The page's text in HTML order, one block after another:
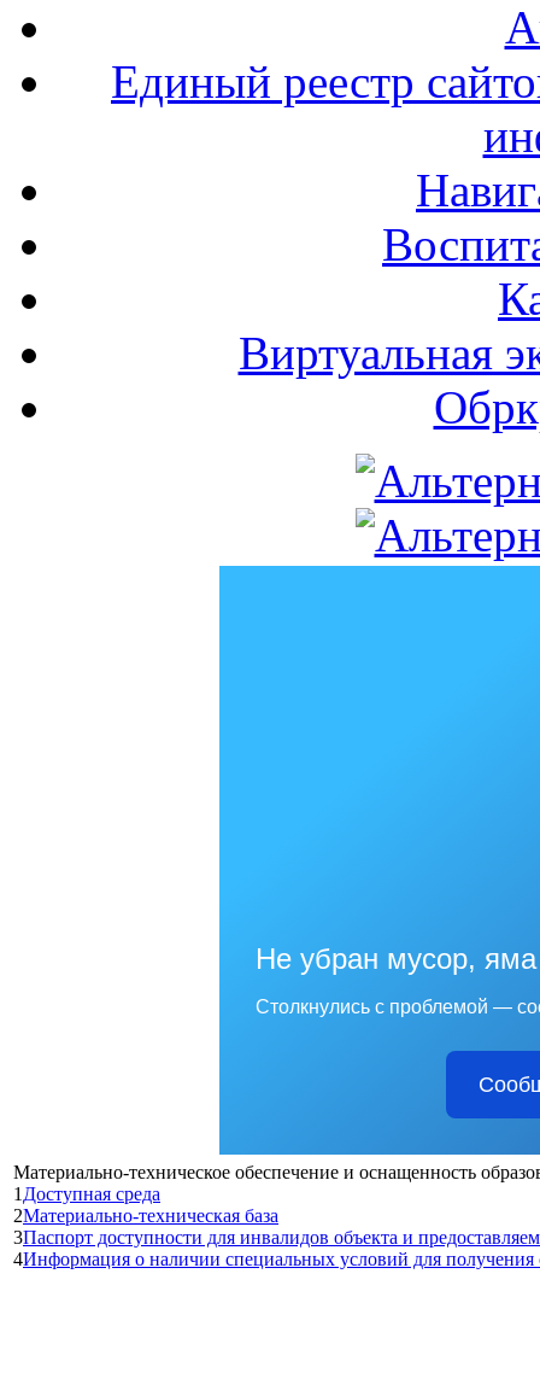
Единый реестр
Виртуальная
Не убран мусор,
Столкнулись с проблемой —
Материально-техническое обеспечение и оснащенность
1Доступная среда
2Материально-техническая база
3Паспорт доступности для инвалидов объекта и
4Информация о наличии специальных условий для